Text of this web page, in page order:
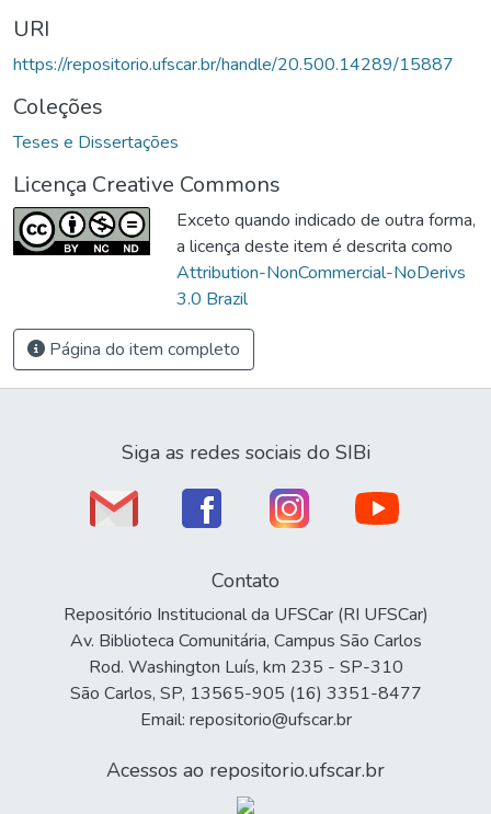
URI
https://repositorio.ufscar.br/handle/20.500.14289/15887
Coleções
Teses e Dissertações
Licença Creative Commons
Exceto quando indicado de outra forma,
a licença deste item é descrita como
Attribution-NonCommercial-NoDerivs
3.0 Brazil
Página do item completo
Siga as redes sociais do SIBi
Contato
Repositório Institucional da UFSCar (RI UFSCar)
Av. Biblioteca Comunitária, Campus São Carlos
Rod. Washington Luís, km 235 - SP-310
São Carlos, SP, 13565-905 (16) 3351-8477
Email: repositorio@ufscar.br
Acessos ao repositorio.ufscar.br